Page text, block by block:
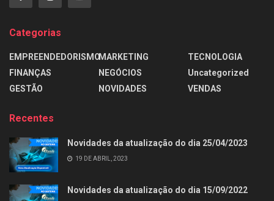
Categorias
EMPREENDEDORISMO
FINANÇAS
GESTÃO
MARKETING
NEGÓCIOS
NOVIDADES
TECNOLOGIA
Uncategorized
VENDAS
Recentes
Novidades da atualização do dia 25/04/2023
19 DE ABRIL, 2023
Novidades da atualização do dia 15/09/2022